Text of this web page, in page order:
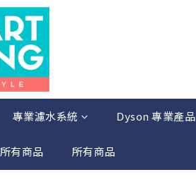
專業濾水系統 Dyson 專業產品
所有商品 所有商品